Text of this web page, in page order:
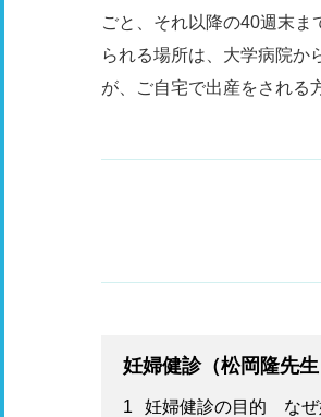
ごと、それ以降の40週末
られる場所は、大学病院か
が、ご自宅で出産をされる
妊婦健診（松岡隆先
1
妊婦健診の目的 なぜ